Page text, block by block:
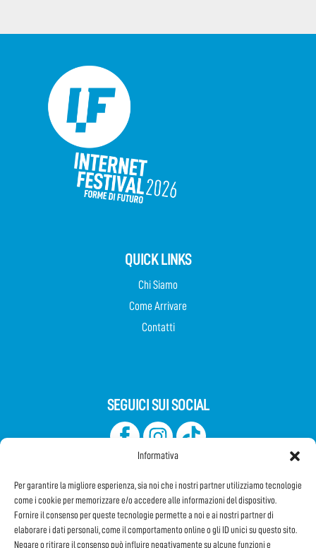
Informativa
Per garantire la migliore esperienza, sia noi che i nostri partner utilizziamo tecnologie
come i cookie per memorizzare e/o accedere alle informazioni del dispositivo.
Fornire il consenso per queste tecnologie permette a noi e ai nostri partner di
elaborare i dati personali, come il comportamento online o gli ID unici su questo sito.
Negare o ritirare il consenso può influire negativamente su alcune funzioni e
QUICK LINKS
Chi Siamo
Come Arrivare
Contatti
SEGUICI SUI SOCIAL
Iscriviti alla Newsletter